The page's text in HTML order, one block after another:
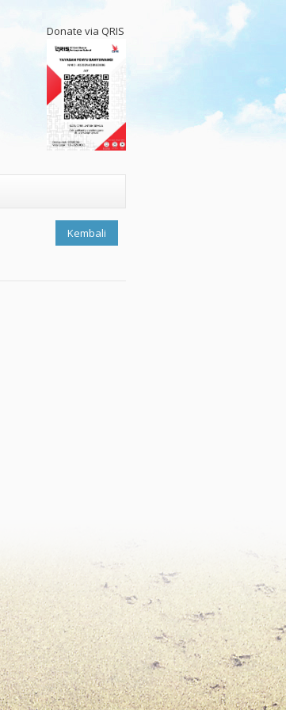
Donate via QRIS
Kembali